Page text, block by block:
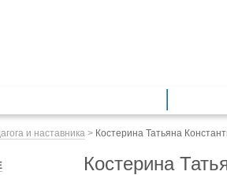
и наставника > Костерина Татьяна
Костерина